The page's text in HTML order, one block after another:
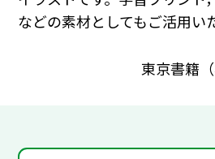
などの素材としてもご活用い
東京書籍